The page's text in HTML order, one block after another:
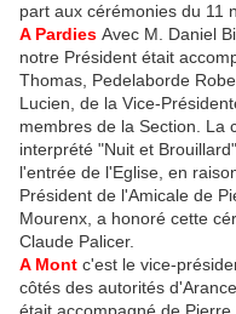
part aux cérémonies du 11
A Pardies Avec M. Daniel
notre Président était
Thomas, Pedelaborde
Lucien, de la Vice-
membres de la Section.
interprété "Nuit et
l'entrée de l'Eglise, en
Président de l'Amicale de
Mourenx, a honoré cette
Claude Palicer.
A Mont c'est le vice-
côtés des autorités